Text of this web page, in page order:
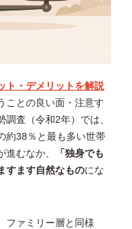
ト・デメリットを解説
ことの良い面・注意す
査（令和2年）では、
約38％と最も多い世帯
むなか、
「独身でも
すます自然なものにな
ファミリー層と同様